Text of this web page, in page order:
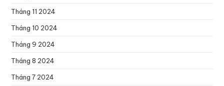
Tháng 11 2024
Tháng 10 2024
Tháng 9 2024
Tháng 8 2024
Tháng 7 2024